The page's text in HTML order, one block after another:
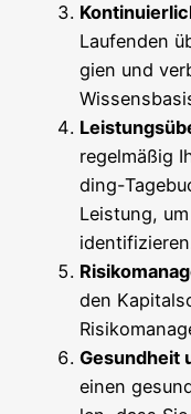
Lau­fen­den
gien und
regel­mä­ßig
ding-
Leis­tung,
den
Gesund­heit
einen